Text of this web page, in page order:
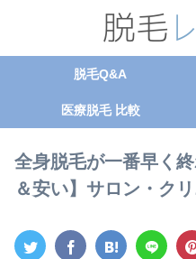
脱毛Q&A
医療脱毛 比較
全身脱毛が一番早く
＆安い】サロン・ク